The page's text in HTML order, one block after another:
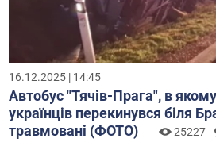
16.12.2025 | 14:45
Автобус "Тячів-Прага", в
українців перекинувся біля
травмовані (ФОТО)
25227